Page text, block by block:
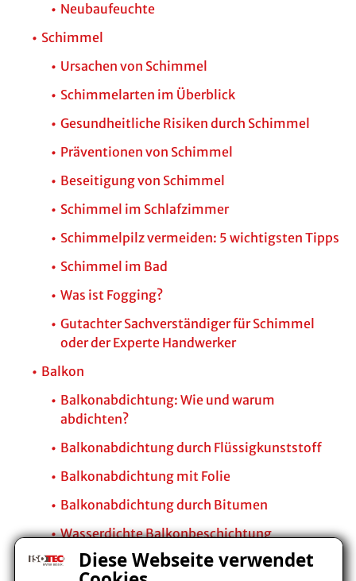
Diese Webseite verwendet
Neubaufeuchte
Schimmel
Ursachen von Schimmel
Schimmelarten im Überblick
Gesundheitliche Risiken durch Schimmel
Präventionen von Schimmel
Beseitigung von Schimmel
Schimmel im Schlafzimmer
Schimmelpilz vermeiden: 5 wichtigsten Tipps
Schimmel im Bad
Was ist Fogging?
Gutachter Sachverständiger für Schimmel
oder der Experte Handwerker
Balkon
Balkonabdichtung: Wie und warum
abdichten?
Balkonabdichtung durch Flüssigkunststoff
Balkonabdichtung mit Folie
Balkonabdichtung durch Bitumen
Wasserdichte Balkonbeschichtung
Ursache von Schäden